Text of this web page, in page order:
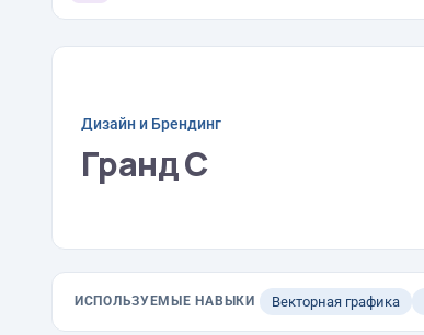
Дизайн и Брендинг
Гранд С
ИСПОЛЬЗУЕМЫЕ НАВЫКИ Векторная графика